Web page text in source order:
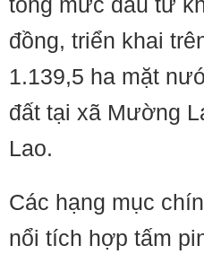
đồng, triển khai
1.139,5 ha mặt
đất tại xã Mường
Lao.
Các hạng mục
nổi tích hợp tấm